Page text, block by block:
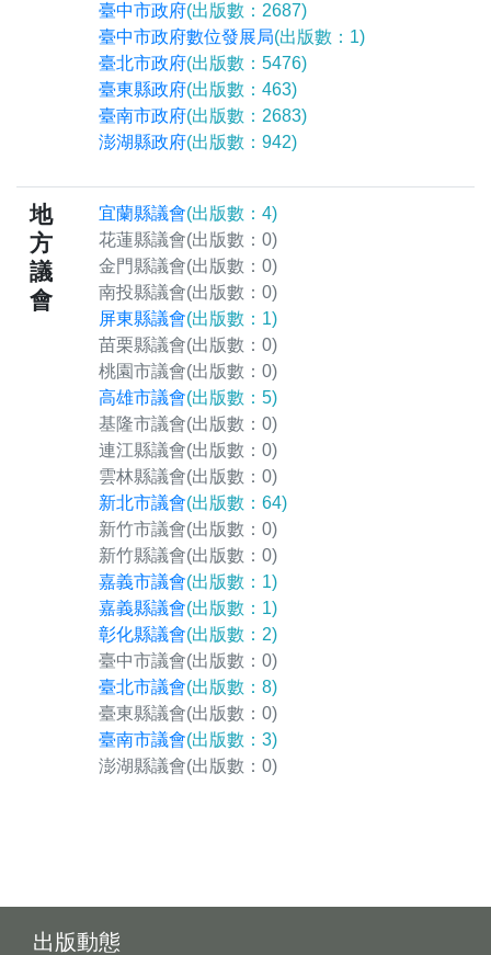
臺中市政府(出版數：2687)
臺中市政府數位發展局(出版數：1)
臺北市政府(出版數：5476)
臺東縣政府(出版數：463)
臺南市政府(出版數：2683)
澎湖縣政府(出版數：942)
地
方
議
會
宜蘭縣議會(出版數：4)
花蓮縣議會(出版數：0)
金門縣議會(出版數：0)
南投縣議會(出版數：0)
屏東縣議會(出版數：1)
苗栗縣議會(出版數：0)
桃園市議會(出版數：0)
高雄市議會(出版數：5)
基隆市議會(出版數：0)
連江縣議會(出版數：0)
雲林縣議會(出版數：0)
新北市議會(出版數：64)
新竹市議會(出版數：0)
新竹縣議會(出版數：0)
嘉義市議會(出版數：1)
嘉義縣議會(出版數：1)
彰化縣議會(出版數：2)
臺中市議會(出版數：0)
臺北市議會(出版數：8)
臺東縣議會(出版數：0)
臺南市議會(出版數：3)
澎湖縣議會(出版數：0)
出版動態